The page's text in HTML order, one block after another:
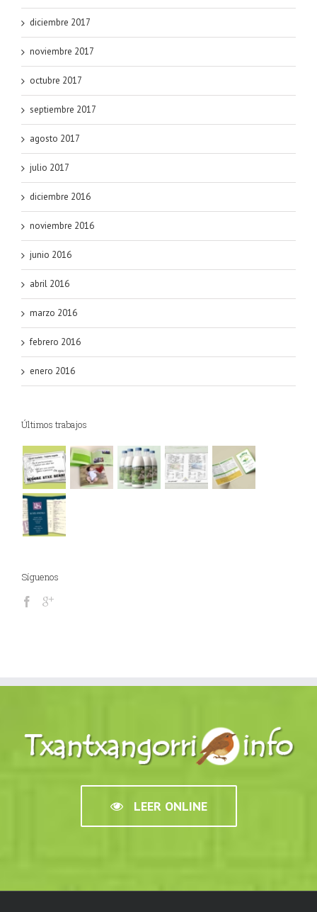
diciembre 2017
noviembre 2017
octubre 2017
septiembre 2017
agosto 2017
julio 2017
diciembre 2016
noviembre 2016
junio 2016
abril 2016
marzo 2016
febrero 2016
enero 2016
Últimos trabajos
Síguenos
LEER ONLINE